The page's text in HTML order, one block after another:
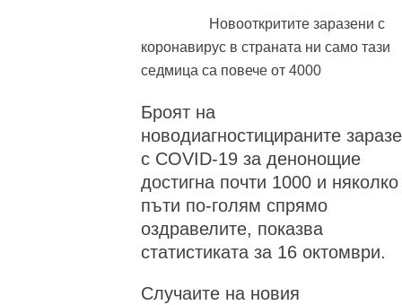
Новооткритите заразени с
коронавирус в страната ни само тази
седмица са повече от 4000
Броят на
новодиагностицираните
с COVID-19 за денонощие
достигна почти 1000 и няколко
пъти по-голям спрямо
оздравелите, показва
статистиката за 16 октомври.
Случаите на новия